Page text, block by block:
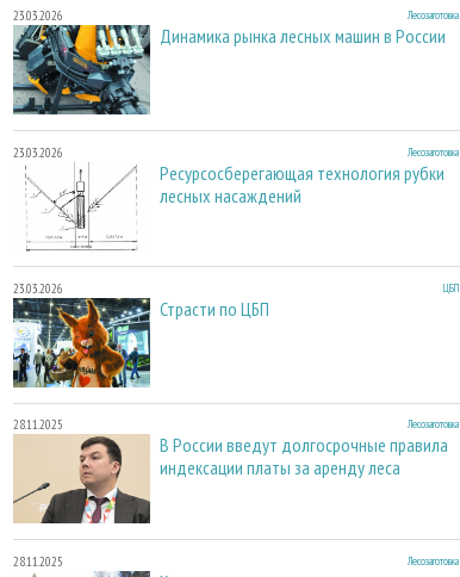
23.03.2026 Лесозаготовка
Динамика рынка лесных машин в России
23.03.2026 Лесозаготовка
Ресурсосберегающая технология рубки
лесных насаждений
23.03.2026 ЦБП
Страсти по ЦБП
28.11.2025 Лесозаготовка
В России введут долгосрочные правила
индексации платы за аренду леса
28.11.2025 Лесозаготовка